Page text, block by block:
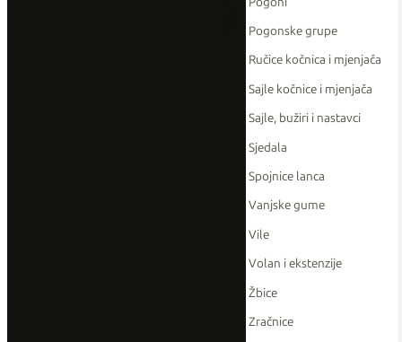
Pogonske grupe
Ručice kočnica i mjenjača
Sajle kočnice i mjenjača
Sajle, bužiri i nastavci
Sjedala
Spojnice lanca
Vanjske gume
Vile
Volan i ekstenzije
Žbice
Zračnice